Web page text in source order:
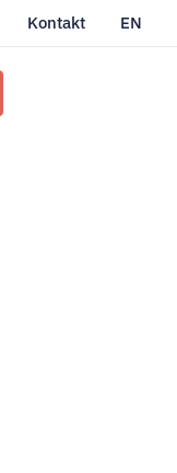
Kontakt EN